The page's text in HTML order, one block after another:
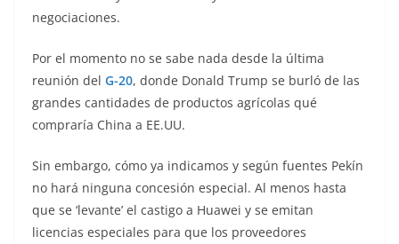
negociaciones.
Por el momento no se sabe nada desde la última
reunión del G-20, donde Donald Trump se burló de las
grandes cantidades de productos agrícolas qué
compraría China a EE.UU.
Sin embargo, cómo ya indicamos y según fuentes Pekín
no hará ninguna concesión especial. Al menos hasta
que se ‘levante’ el castigo a Huawei y se emitan
licencias especiales para que los proveedores